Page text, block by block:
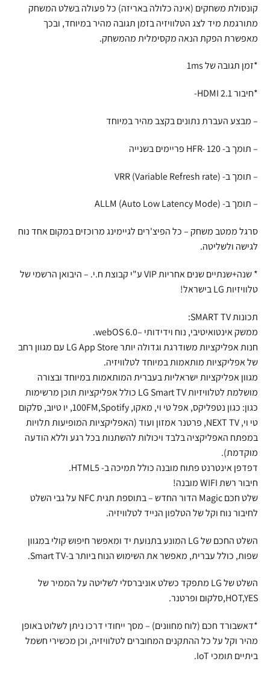
קונסולת משחקים (אינה כלולה באריזה) כל פעולה בשלט המשחק
מתורגמת מיד לצג הטלוויזיה בזמן תגובה מהיר במיוחד, ובכך
מאפשרת הפקת הנאה מקסימלית מהמשחק.
*זמן תגובה של 1ms
*חיבור HDMI 2.1-
– מבצע העברת נתונים בקצב מהיר במיוחד
– תומך ב- HFR- 120 פריימים בשנייה
– תומך ב- VRR (Variable Refresh rate)
– תומך ב- ALLM (Auto Low Latency Mode)
סרגל ממטב משחק – כל הפיצ'רים לגיימינג מרוכזים במקום אחד נוח
לגישה ולשליטה.
* שנה+שנתיים שנים אחריות VIP ע"י קבוצת ח.י. – היבואן הרשמי של
טלוויזיות LG בישראל!
תכונות SMART TV:
ממשק אינטואיטיבי, נוח וידידותי –6.0 webOS.
חנות אפליקציות משודרגת וגדולה יותר LG App Store עם מגוון רחב
של אפליקציות מותאמות במיוחד לטלוויזיה.
מגוון אפליקציות ישראליות בעברית המותאמות במיוחד ובצורה
מושלמת לטלוויזיות LG Smart TV כולל אפליקציות תוכן מרשימות
כגון: כגון נטפליקס, אפל טי וי, מאקו, 100FM,Spotify, יו טיוב, סלקום
טי וי, NEXT TV, פרטנר אמזון ועוד (האפליקציות המופיעות תלויות
במפתח האפליקציה בלבד ויכולות להשתנות בכל רגע וללא הודעה
מוקדמת).
דפדפן אינטרנט פתוח מובנה כולל תמיכה ב- HTML5.
חיבור רשת WIFI מובנה!
שלט חכם Magic הדור החדש – בתוספת תגית NFC על גבי השלט
לחיבור נוח וקל של הטלפון הנייד לטלוויזיה.
השלט החכם של LG המונע בתנועת יד ומאפשר חיפוש קולי במגוון
שפות, כולל עברית, מאפשר את השימוש הנוח ביותר ב-Smart TV.
השלט של LG מתפקד כשלט אוניברסלי לשליטה על הממיר של
HOT,YES,סלקום ופרטנר.
*דאשבורד חכם (לוח מחוונים) – מסך ייחודי דרכו ניתן לשלוט באופן
מהיר וקל על כל ההתקנים המחוברים לטלוויזיה, וכן מכשירי חשמל
ביתיים תומכי IoT.